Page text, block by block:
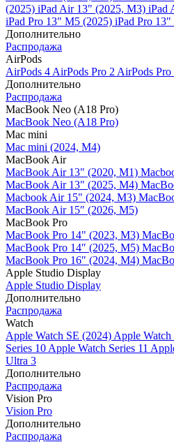
(2025) iPad Air 13" (2025, M3) iPad
iPad Pro 13" M5 (2025) iPad Pro
Дополнительно
Распродажа
AirPods
AirPods 4 AirPods Pro 2 AirPods Pro
Дополнительно
Распродажа
MacBook Neo (A18 Pro)
MacBook Neo (A18 Pro)
Mac mini
Mac mini (2024, M4)
MacBook Air
MacBook Air 13" (2020, M1)
MacBook Air 13" (2025, M4)
Macbook Air 15" (2024, M3)
MacBook Air 15″ (2026, M5)
MacBook Pro
MacBook Pro 14" (2023, M3)
MacBook Pro 14″ (2025, M5)
MacBook Pro 16″ (2024, M4)
Apple Studio Display
Apple Studio Display
Дополнительно
Распродажа
Watch
Apple Watch SE (2024) Apple
Series 10 Apple Watch Series 11
Ultra 3
Дополнительно
Распродажа
Vision Pro
Vision Pro
Дополнительно
Распродажа